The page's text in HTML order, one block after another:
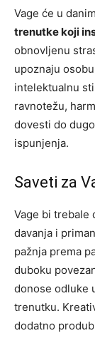
Vage će u
trenutke koji
obnovljenu
upoznaju
intelektualnu
ravnotežu,
dovesti do
ispunjenja.
Saveti za
Vage bi trebale
davanja i
pažnja prema
duboku
donose odluke
trenutku.
dodatno